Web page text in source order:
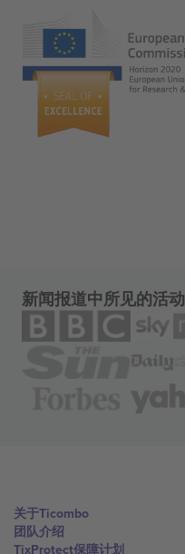
新闻报道中所见的活动
关于Ticombo
团队介绍
TixProtect保障计划